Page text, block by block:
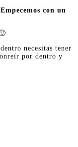
con un
necesitas tener
por dentro y